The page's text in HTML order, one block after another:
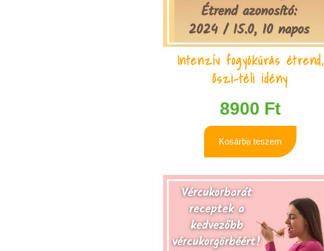
Intenzív fogyókúrás étrend,
őszi-téli idény
8900 Ft
Kosárba teszem